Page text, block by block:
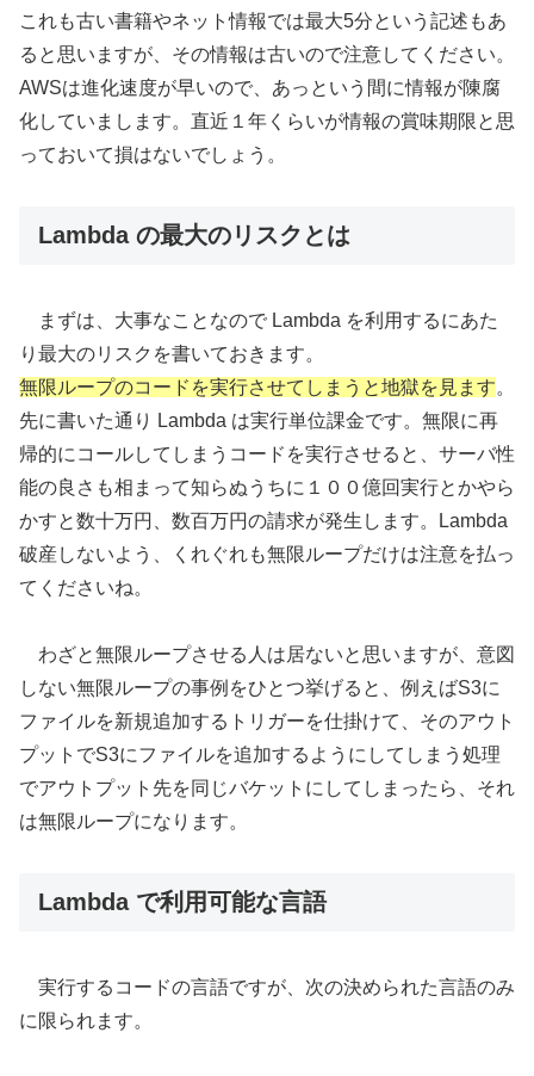
これも古い書籍やネット情報では最大5分という記述もあ
ると思いますが、その情報は古いので注意してください。
AWSは進化速度が早いので、あっという間に情報が陳腐
化していまします。直近１年くらいが情報の賞味期限と思
っておいて損はないでしょう。
Lambda の最大のリスクとは
まずは、大事なことなので Lambda を利用するにあた
り最大のリスクを書いておきます。
無限ループのコードを実行させてしまうと地獄を見ます。
先に書いた通り Lambda は実行単位課金です。無限に再
帰的にコールしてしまうコードを実行させると、サーバ性
能の良さも相まって知らぬうちに１００億回実行とかやら
かすと数十万円、数百万円の請求が発生します。Lambda
破産しないよう、くれぐれも無限ループだけは注意を払っ
てくださいね。
わざと無限ループさせる人は居ないと思いますが、意図
しない無限ループの事例をひとつ挙げると、例えばS3に
ファイルを新規追加するトリガーを仕掛けて、そのアウト
プットでS3にファイルを追加するようにしてしまう処理
でアウトプット先を同じバケットにしてしまったら、それ
は無限ループになります。
Lambda で利用可能な言語
実行するコードの言語ですが、次の決められた言語のみ
に限られます。